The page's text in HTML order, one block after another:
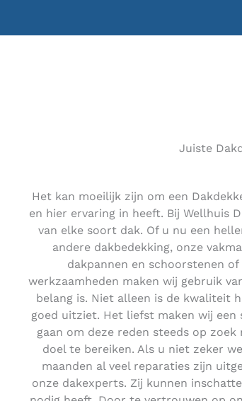
Juiste
Het kan moeilijk zijn om een
en hier ervaring in heeft. Bij Wellhuis
van elke soort dak. Of u nu een
andere dakbedekking, onze
dakpannen en schoorstenen
werkzaamheden maken wij gebruik
belang is. Niet alleen is de kwaliteit
goed uitziet. Het liefst maken wij een
gaan om deze reden steeds op
doel te bereiken. Als u niet zeker
maanden al veel reparaties zijn
onze dakexperts. Zij kunnen